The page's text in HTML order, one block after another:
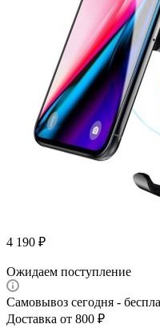
4 190 ₽
Ожидаем поступление
Самовывоз сегодня -
Доставка от 800 ₽